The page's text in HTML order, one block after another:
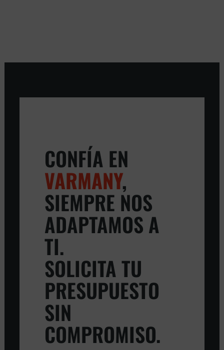
CONFÍA EN
VARMANY,
SIEMPRE NOS
ADAPTAMOS A
TI.
SOLICITA TU
PRESUPUESTO
SIN
COMPROMISO.